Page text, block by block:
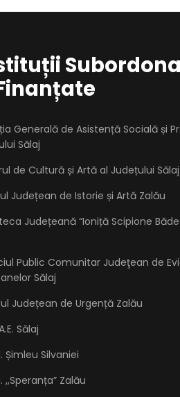
Generală de Asistență Socială și
Sălaj
de Cultură și Artă al Județului Sălaj
Județean de Istorie și Artă Zalău
Județeană “Ioniță Scipione
Public Comunitar Judeţean de
Sălaj
Județean de Urgență Zalău
Sălaj
Șimleu Silvaniei
,,Speranța” Zalău